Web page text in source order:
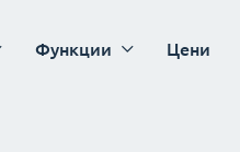
Функции Цени